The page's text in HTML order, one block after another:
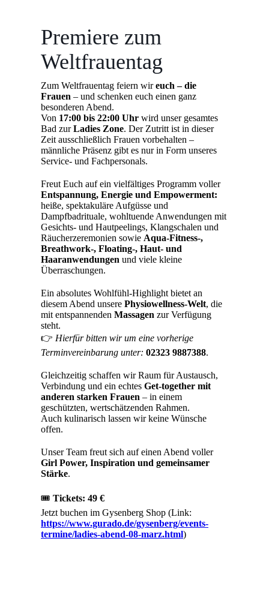
Premiere zum
Weltfrauentag
Zum Weltfrauentag feiern wireuch – die
Frauen – und schenken euch einen ganz
besonderen Abend.
Von 17:00 bis 22:00 Uhr wird unser gesamtes
Bad zurLadies Zone. Der Zutritt ist in dieser
Zeit ausschließlich Frauen vorbehalten –
männliche Präsenz gibt es nur in Form unseres
Service- und Fachpersonals.
Freut Euch auf ein vielfältiges Programm voller
Entspannung, Energie und Empowerment:
heiße, spektakuläre Aufgüsse und
Dampfbadrituale, wohltuende Anwendungen mit
Gesichts- und Hautpeelings, Klangschalen und
Räucherzeremonien sowie Aqua-Fitness-,
Breathwork-, Floating-, Haut- und
Haaranwendungen und viele kleine
Überraschungen.
Ein absolutes Wohlfühl-Highlight bietet an
diesem Abend unsere Physiowellness-Welt, die
mit entspannenden Massagen zur Verfügung
steht.
👉 Hierfür bitten wir um eine vorherige
Terminvereinbarung unter: 02323 9887388.
Gleichzeitig schaffen wir Raum für Austausch,
Verbindung und ein echtes Get-together mit
anderen starken Frauen – in einem
geschützten, wertschätzenden Rahmen.
Auch kulinarisch lassen wir keine Wünsche
offen.
Unser Team freut sich auf einen Abend voller
Girl Power, Inspiration und gemeinsamer
Stärke.
🎟 Tickets: 49 €
Jetzt buchen im Gysenberg Shop (Link:
https://www.gurado.de/gysenberg/events-
termine/ladies-abend-08-marz.html)